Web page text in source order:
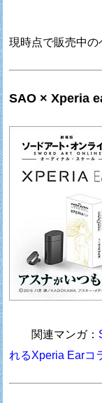
現時点で販売中
SAO × Xperia
関連マンガ：
れるXperia Earコ